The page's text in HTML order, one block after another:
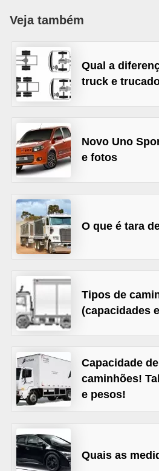
Veja também
Qual a
truck e
Novo Uno
e fotos
O que é tara
Tipos de
(capacidades
Capacidade
caminhões!
e pesos!
Quais as
a
i
s
A
u
t
o
m
ó
v
e
i
s
v
e
í
u
l
o
B
i